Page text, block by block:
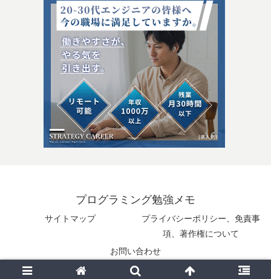
プログラミング勉強メモ
サイトマップ
プライバシーポリシー、免責事
項、著作権について
お問い合わせ
© 2025 プログラミング勉強メモ.